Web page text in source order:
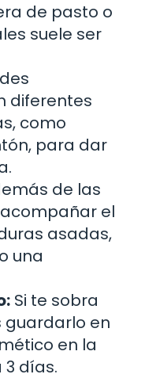
de pasto o
suele ser
diferentes
como
para dar
de las
el
asadas,
una
Si te sobra
guardarlo en
en la
días.